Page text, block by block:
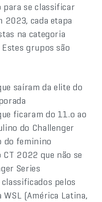
se classificar
2023, cada etapa
na categoria
grupos são
saíram da elite do
ficaram do 11.o ao
do Challenger
do feminino
2022 que não se
Series
pelos
(América Latina,